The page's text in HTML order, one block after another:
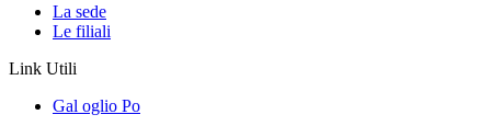
La sede
Le filiali
Link Utili
Gal oglio Po